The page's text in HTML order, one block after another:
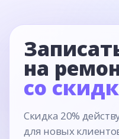
на
со
Скидка 20%
для новых